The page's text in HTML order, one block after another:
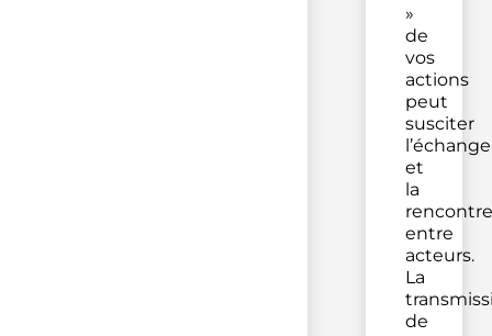
»
de
vos
actions
peut
susciter
l’échange
et
la
rencontre
entre
acteurs.
La
de